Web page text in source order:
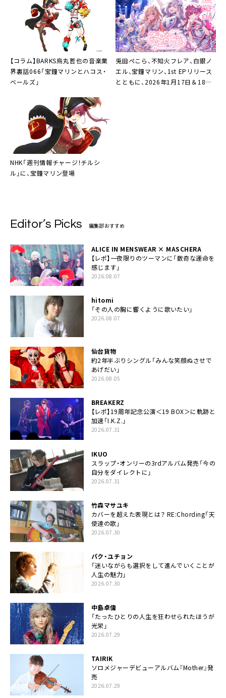
【コラム】BARKS烏丸哲也の音楽業
界裏話066「宝鐘マリンとハコス・
ベールズ」
兎田ぺこら、不知火フレア、白銀ノ
エル、宝鐘マリン、1st EPリリース
とともに、2026年1月17日＆18日
NHK「週刊情報チャージ！チルシ
ル」に、宝鐘マリン登場
Editor’s Picks 編集部おすすめ
ALICE IN MENSWEAR × MASCHERA
【レポ】一夜限りのツーマンに「数奇な運命を
感じます」
2026.08.07
hitomi
「その人の胸に響くように歌いたい」
2026.08.07
仙台貨物
約2年半ぶりシングル「みんな笑顔ぬさせで
あげだい」
2026.08.05
BREAKERZ
【レポ】19周年記念公演＜19 BOX＞に軌跡と
加速「I.K.Z.」
2026.07.31
IKUO
スラップ・オンリーの3rdアルバム発売「今の
自分をダイレクトに」
2026.07.31
竹森マサユキ
カバーを超えた表現とは？ RE:Chording「天
使達の歌」
2026.07.30
パク・ユチョン
「迷いながらも選択をして進んでいくことが
人生の魅力」
2026.07.30
中島卓偉
「たったひとりの人生を狂わせられたほうが
光栄」
2026.07.29
TAIRIK
ソロメジャーデビューアルバム『Mother』発
売
2026.07.29